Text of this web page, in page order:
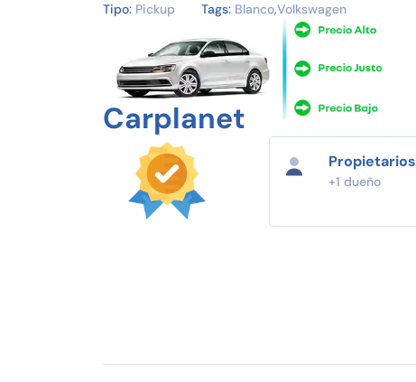
Tipo: Pickup Tags: Blanco,Volkswagen
Carplanet
Propietarios
+1 dueño